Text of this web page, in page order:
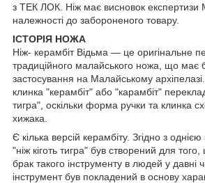
з ТЕК ЛОК. Ніж має висновок експертизи
належностi до забороненого товару.
ІСТОРІЯ НОЖА
Ніж- керамбіт Відьма — це оригінальне
традиційного малайського ножа, що має
застосування на Малайському
клинка "керамбіт" або "карамбіт"
тигра", оскільки форма ручки та клинка
хижака.
Є кілька версій керамбіту. Згідно з однією
"ніж кіготь тигра" був створений для
брак такого інструменту в людей у давні
інструмент був покладений в основу